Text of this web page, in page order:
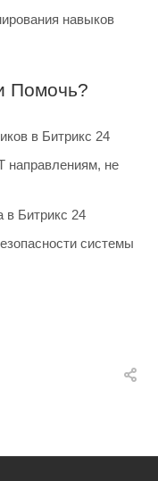
навыков
Помочь?
в Битрикс 24
направлениям, не
в Битрикс 24
системы